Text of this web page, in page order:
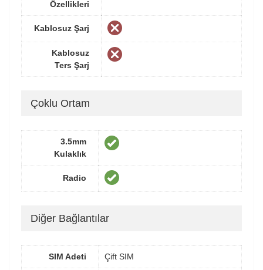
Özellikleri
Kablosuz Şarj
Kablosuz
Ters Şarj
Çoklu Ortam
3.5mm
Kulaklık
Radio
Diğer Bağlantılar
SIM Adeti Çift SIM